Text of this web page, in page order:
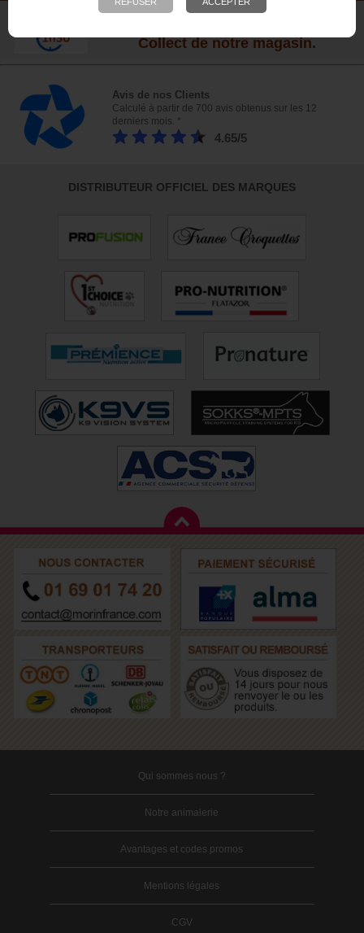
Commandez et passez chercher
Collect de notre magasin.
Avis de nos Clients
Calculé à partir de 700 avis obtenus sur les 12
derniers mois. *
4.65/5
DISTRIBUTEUR OFFICIEL DES MARQUES
Qui sommes nous ?
Notre animalerie
Avantages et codes promos
Mentions légales
CGV